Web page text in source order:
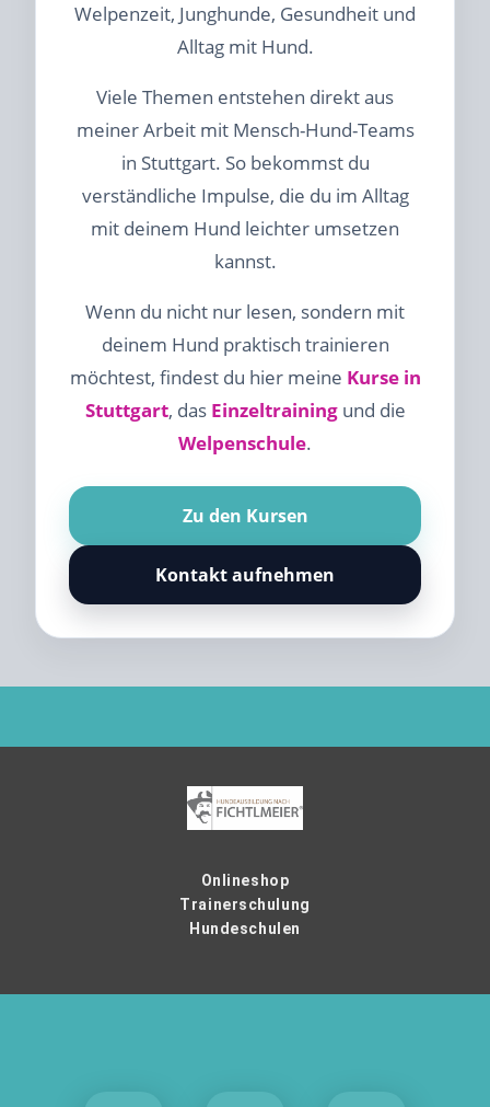
Welpenzeit, Junghunde, Gesundheit und
Alltag mit Hund.
Viele Themen entstehen direkt aus
meiner Arbeit mit Mensch-Hund-Teams
in Stuttgart. So bekommst du
verständliche Impulse, die du im Alltag
mit deinem Hund leichter umsetzen
kannst.
Wenn du nicht nur lesen, sondern mit
deinem Hund praktisch trainieren
möchtest, findest du hier meine Kurse in
Stuttgart, das Einzeltrainingund die
Welpenschule.
Zu den Kursen
Kontakt aufnehmen
Onlineshop
Trainerschulung
Hundeschulen